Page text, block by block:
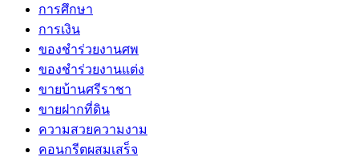
การศึกษา
การเงิน
ของชำร่วยงานศพ
ของชำร่วยงานแต่ง
ขายบ้านศรีราชา
ขายฝากที่ดิน
ความสวยความงาม
คอนกรีตผสมเสร็จ